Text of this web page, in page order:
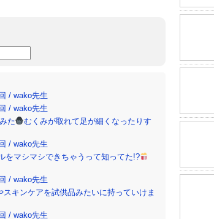
/ wako先生
/ wako先生
た
むくみが取れて足が細くなったりす
/ wako先生
をマシマシできちゃうって知ってた!?
/ wako先生
キンケアを試供品みたいに持っていけま
/ wako先生